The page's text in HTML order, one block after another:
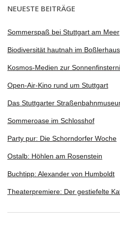
NEUESTE BEITRÄGE
Sommerspaß bei Stuttgart am Meer
Biodiversität hautnah im Boßlerhaus
Kosmos-Medien zur
Open-Air-Kino rund um Stuttgart
Das Stuttgarter
Sommeroase im Schlosshof
Party pur: Die Schorndorfer Woche
Ostalb: Höhlen am Rosenstein
Buchtipp: Alexander von Humboldt
Theaterpremiere: Der gestiefelte